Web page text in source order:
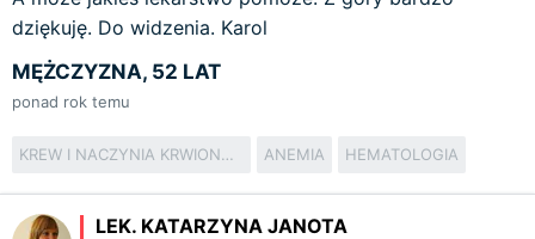
dziękuję. Do widzenia. Karol
MĘŻCZYZNA, 52 LAT
ponad rok temu
KREW I NACZYNIA KRWIONOŚNE ANEMIA HEMATOLOGIA
LEK. KATARZYNA JANOTA